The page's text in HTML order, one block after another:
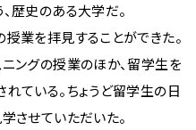
歴史のある大学だ。
業を拝見することができた。
ングの授業のほか、留学生を
ている。ちょうど留学生の日
させていただいた。